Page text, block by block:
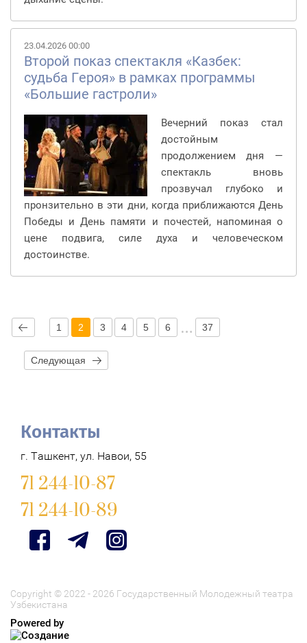
23.04.2026 00:00
Второй показ спектакля «Казбек:
судьба Героя» в рамках программы
«Большие гастроли»
Вечерний показ стал
достойным
продолжением дня —
спектакль вновь
прозвучал глубоко и
пронзительно в эти дни, когда приближаются День
Победы и День памяти и почестей, напоминая о
цене подвига, силе духа и человеческом
достоинстве.
1 2 3 4 5 6 37
Следующая
Контакты
г. Ташкент, ул. Навои, 55
71 244-10-87
71 244-10-89
Copyright © 2022 - 2026 Государственный Молодежный театра
Узбекистана
Powered by